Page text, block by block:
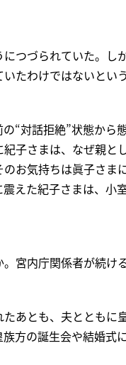
つづられていた。
たわけではないという
の“対話拒絶”状態か
子さまは、なぜ親
お気持ちは眞子さま
えた紀子さまは、小
宮内庁関係者が続ける
たあとも、夫ととも
方の誕生会や結婚式